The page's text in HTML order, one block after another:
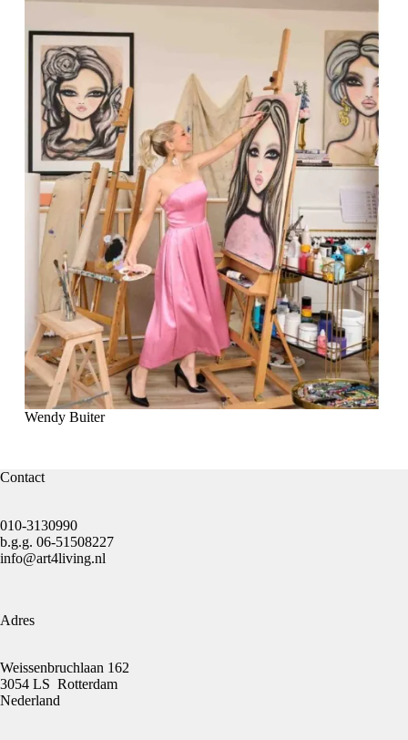
Wendy Buiter
Contact
010-3130990
b.g.g. 06-51508227
info@art4living.nl
Adres
Weissenbruchlaan 162
3054 LS Rotterdam
Nederland